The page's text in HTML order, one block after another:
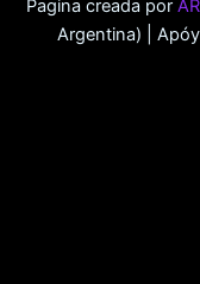
Pagina creada por
Argentina) |